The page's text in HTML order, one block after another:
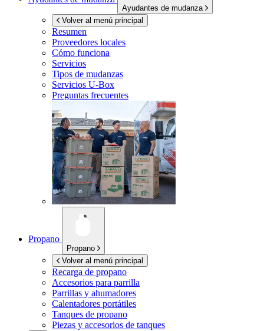
Ayudantes de mudanza
Volver al menú principal
Resumen
Proveedores locales
Cómo funciona
Servicios
Tipos de mudanzas
Servicios U-Box
Preguntas frecuentes
Propano
Propano
Volver al menú principal
Recarga de propano
Accesorios para parrilla
Parrillas y ahumadores
Calentadores portátiles
Tanques de propano
Piezas y accesorios de tanques